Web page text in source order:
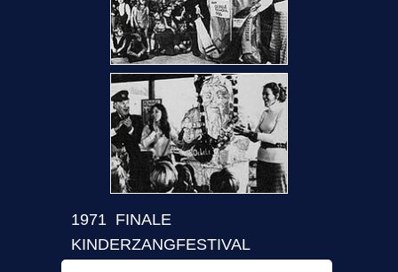
1971 FINALE
KINDERZANGFESTIVAL